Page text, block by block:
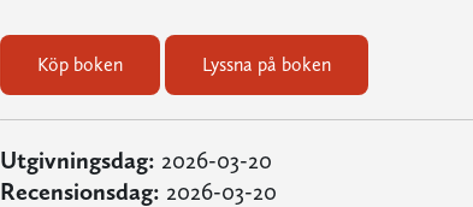
Köp boken Lyssna på boken
Utgivningsdag: 2026-03-20
Recensionsdag: 2026-03-20